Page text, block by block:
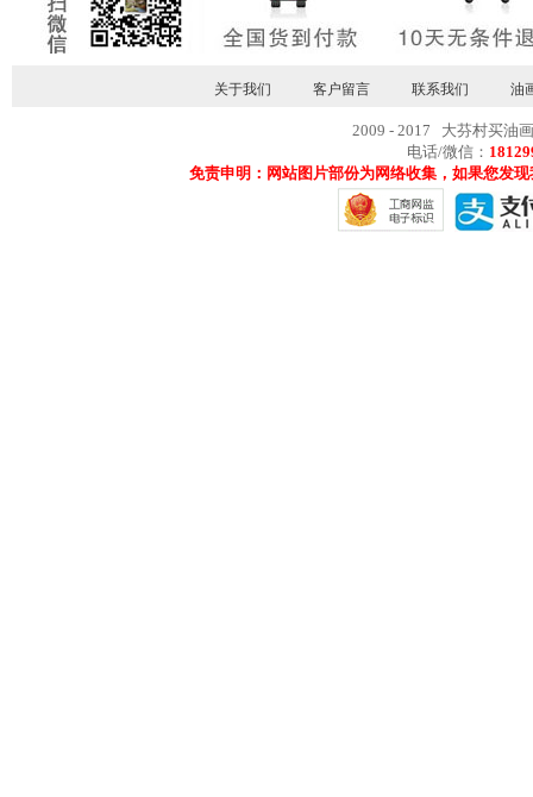
关于我们 客户留言 联系我们 油
2009 - 2017 大芬村买油
电话/微信：
免责申明：网站图片部份为网络收集，如果您发